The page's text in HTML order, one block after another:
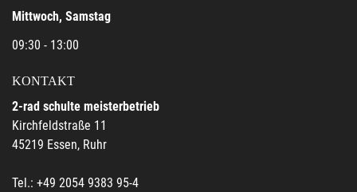
Mittwoch, Samstag
09:30 - 13:00
KONTAKT
2-rad schulte meisterbetrieb
Kirchfeldstraße 11
45219 Essen, Ruhr
Tel.: +49 2054 9383 95-4